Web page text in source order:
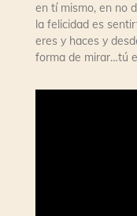
en tí mismo, en no
la felicidad es
eres y haces y
forma de mirar…tú